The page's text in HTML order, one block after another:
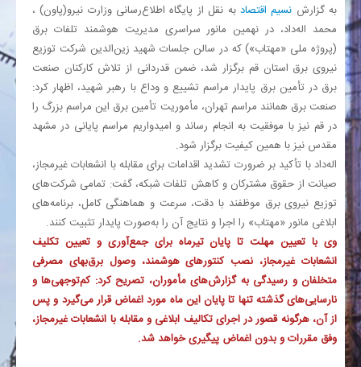
به گزارش نسیم اقتصادبه نقل از پایگاه اطلاع‌رسانی وزارت نیرو(پاون) ،
محمد اله‌داد، در نهمین مانور سراسری مدیریت هوشمند تلفات برق
(پروژه ملی «مهتاب») که در سالن جلسات شهید زین‌الدین شرکت توزیع
نیروی برق استان قم برگزار شد، ضمن قدردانی از تلاش کارکنان صنعت
برق در تأمین برق پایدار مراسم تشییع و وداع با رهبر شهید، اظهار کرد:
صنعت برق همانند مراسم تهران، مأموریت تأمین برق این مراسم بزرگ را
در قم نیز با موفقیت به انجام رساند و امیدواریم مراسم پایانی در مشهد
مقدس نیز با همین کیفیت برگزار شود.
اله‌داد با تأکید بر ضرورت تشدید اقدامات برای مقابله با انشعابات غیرمجاز،
صیانت از حقوق مشترکان و کاهش تلفات شبکه، گفت: تمامی شرکت‌های
توزیع نیروی برق موظفند با دقت، سرعت و هماهنگی کامل، برنامه‌های
ابلاغی مانور «مهتاب» را اجرا و نتایج آن را به‌صورت پایدار تثبیت کنند.
وی با تعیین مهلت تا پایان تیرماه برای جمع‌آوری و تعیین تکلیف
انشعابات غیرمجاز، نصب کنتورهای هوشمند، وصول برق‌بهای مصرفی
متخلفان و رسیدگی به گزارش‌های مأموران، تصریح کرد: کم‌توجهی‌ها و
نارسایی‌های گذشته تنها تا پایان این ماه مورد اغماض قرار می‌گیرد و پس
از آن، هرگونه قصور در اجرای تکالیف ابلاغی و مقابله با انشعابات غیرمجاز،
وفق مقررات و بدون اغماض پیگیری خواهد شد.